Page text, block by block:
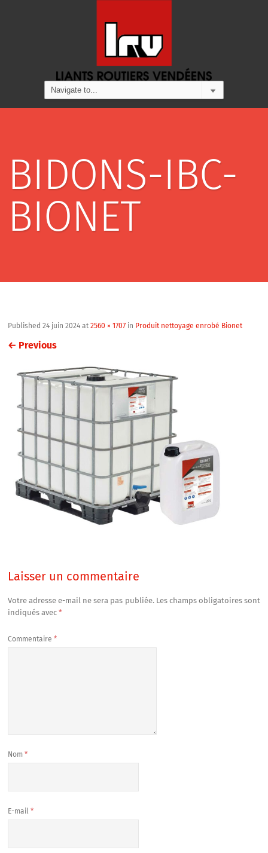
BIDONS-IBC-
BIONET
Published24 juin 2024 at2560 × 1707 in Produit nettoyage enrobé Bionet
← Previous
Laisser un commentaire
Votre adresse e-mail ne sera pas publiée. Les champs obligatoires sont
indiqués avec*
Commentaire *
Nom *
E-mail *